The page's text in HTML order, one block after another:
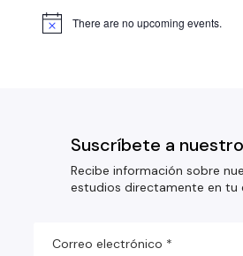
There are no upcoming events.
Suscríbete a
Recibe información sobre
estudios directamente en tu